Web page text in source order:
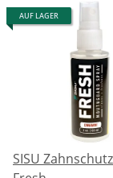
AUF LAGER
SISU